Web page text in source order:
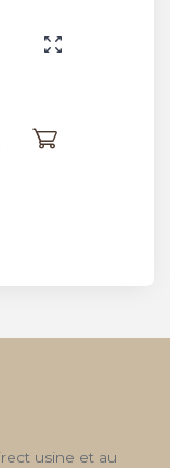
options
- Carrelage
16,54 €
usine et au